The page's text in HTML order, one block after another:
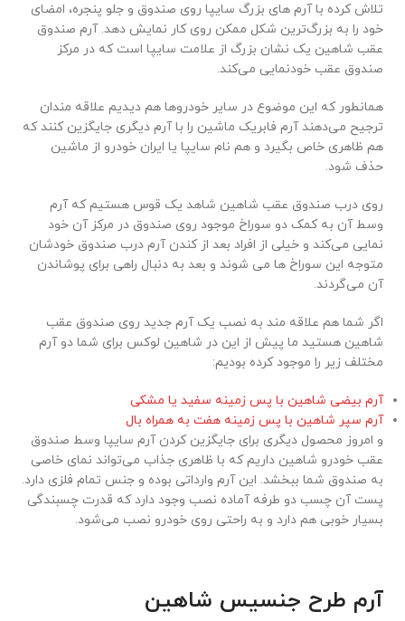
تلاش کرده با آرم های بزرگ سایپا روی صندوق و جلو پنجره، امضای
خود را به بزرگ‌ترین شکل ممکن روی کار نمایش دهد. آرم صندوق
عقب شاهین یک نشان بزرگ از علامت سایپا است که در مرکز
صندوق عقب خودنمایی می‌کند.
همانطور که این موضوع در سایر خودروها هم دیدیم علاقه مندان
ترجیح می‌دهند آرم فابریک ماشین را با آرم دیگری جایگزین کنند که
هم ظاهری خاص بگیرد و هم نام سایپا یا ایران خودرو از ماشین
حذف شود.
روی درب صندوق عقب شاهین شاهد یک قوس هستیم که آرم
وسط آن به کمک دو سوراخ موجود روی صندوق در مرکز آن خود
نمایی می‌کند و خیلی از افراد بعد از کندن آرم درب صندوق خودشان
متوجه این سوراخ ها می شوند و بعد به دنبال راهی برای پوشاندن
آن می‌گردند.
اگر شما هم علاقه مند به نصب یک آرم جدید روی صندوق عقب
شاهین هستید ما پیش از این در شاهین لوکس برای شما دو آرم
مختلف زیر را موجود کرده بودیم:
آرم بیضی شاهین با پس زمینه سفید یا مشکی
آرم سپر شاهین با پس زمینه هفت به همراه بال
و امروز محصول دیگری برای جایگزین کردن آرم سایپا وسط صندوق
عقب خودرو شاهین داریم که با ظاهری جذاب می‌تواند نمای خاصی
به صندوق شما ببخشد. این آرم وارداتی بوده و جنس تمام فلزی دارد.
پست آن چسب دو طرفه آماده نصب وجود دارد که قدرت چسبندگی
بسیار خوبی هم دارد و به راحتی روی خودرو نصب می‌شود.
آرم طرح جنسیس شاهین